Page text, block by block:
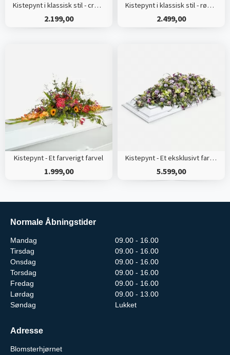
Kistepynt i klassisk stil - creme
2.199,00
Kistepynt i klassisk stil - rød og hvid
2.499,00
Kistepynt - Et farverigt farvel
1.999,00
Kistepynt - Et eksklusivt farvel
5.599,00
Normale Åbningstider
Mandag
09.00 - 16.00
Tirsdag
09.00 - 16.00
Onsdag
09.00 - 16.00
Torsdag
09.00 - 16.00
Fredag
09.00 - 16.00
Lørdag
09.00 - 13.00
Søndag
Lukket
Adresse
Blomsterhjørnet